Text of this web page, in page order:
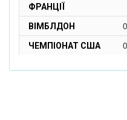
ФРАНЦІЇ
ВІМБЛДОН 0
ЧЕМПІОНАТ США 0